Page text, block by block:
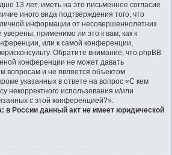
13 лет, иметь на это письменное согласие
иного вида подтверждения того, что
информации от несовершеннолетних
применимо ли это к вам, как к
или к самой конференции,
Обратите внимание, что phpBB
конференции не может давать
вопросам и не является объектом
указанных в ответе на вопрос «С кем
некорректного использования и/или
с этой конференцией?».
в России данный акт не имеет юридической